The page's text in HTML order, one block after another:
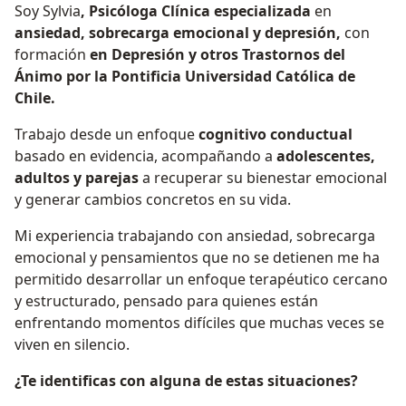
Soy Sylvia, Psicóloga Clínica especializada en
ansiedad, sobrecarga emocional y depresión, con
formación en Depresión y otros Trastornos del
Ánimo por la Pontificia Universidad Católica de
Chile.
Trabajo desde un enfoquecognitivo conductual
basado en evidencia, acompañando a adolescentes,
adultos y parejasa recuperar su bienestar emocional
y generar cambios concretos en su vida.
Mi experiencia trabajando con ansiedad, sobrecarga
emocional y pensamientos que no se detienen me ha
permitido desarrollar un enfoque terapéutico cercano
y estructurado, pensado para quienes están
enfrentando momentos difíciles que muchas veces se
viven en silencio.
¿Te identificas con alguna de estas situaciones?